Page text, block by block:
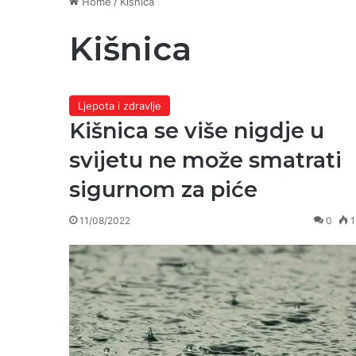
Kišnica
Ljepota i zdravlje
Kišnica se više nigdje u
svijetu ne može smatrati
sigurnom za piće
11/08/2022 0